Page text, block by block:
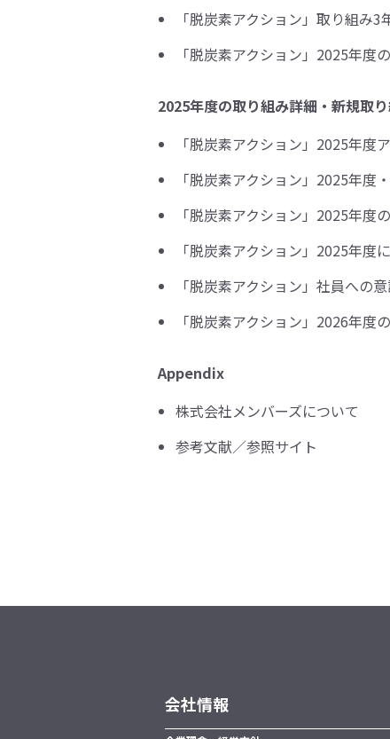
「脱炭素アクション」取り組み
「脱炭素アクション」2025年度
2025年度の取り組み詳細・新規取
「脱炭素アクション」2025年度
「脱炭素アクション」2025年度
「脱炭素アクション」2025年度
「脱炭素アクション」2025年度
「脱炭素アクション」社員への
「脱炭素アクション」2026年度
Appendix
株式会社メンバーズについて
参考文献／参照サイト
会社情報